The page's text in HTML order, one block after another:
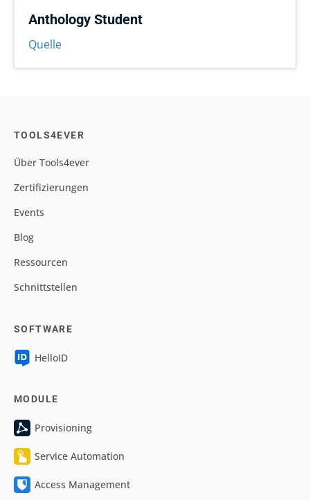
Anthology Student
Quelle
TOOLS4EVER
Über Tools4ever
Zertifizierungen
Events
Blog
Ressourcen
Schnittstellen
SOFTWARE
HelloID
MODULE
Provisioning
Service Automation
Access Management